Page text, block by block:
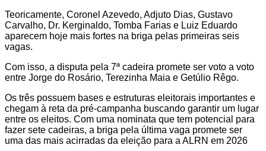
Teoricamente, Coronel Azevedo, Adjuto Dias, Gustavo
Carvalho, Dr. Kerginaldo, Tomba Farias e Luiz Eduardo
aparecem hoje mais fortes na briga pelas primeiras seis
vagas.
Com isso, a disputa pela 7ª cadeira promete ser voto a voto
entre Jorge do Rosário, Terezinha Maia e Getúlio Rêgo.
Os três possuem bases e estruturas eleitorais importantes e
chegam à reta da pré-campanha buscando garantir um lugar
entre os eleitos. Com uma nominata que tem potencial para
fazer sete cadeiras, a briga pela última vaga promete ser
uma das mais acirradas da eleição para a ALRN em 2026